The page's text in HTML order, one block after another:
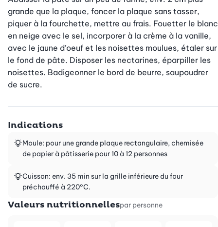
grande que la plaque, foncer la plaque sans tasser,
piquer à la fourchette, mettre au frais. Fouetter le blanc
en neige avec le sel, incorporer à la crème à la vanille,
avec le jaune d’oeuf et les noisettes moulues, étaler sur
le fond de pâte. Disposer les nectarines, éparpiller les
noisettes. Badigeonner le bord de beurre, saupoudrer
de sucre.
Indications
Moule: pour une grande plaque rectangulaire, chemisée
de papier à pâtisserie pour 10 à 12 personnes
Cuisson: env. 35 min sur la grille inférieure du four
préchauffé à 220°C.
Valeurs nutritionnellespar personne